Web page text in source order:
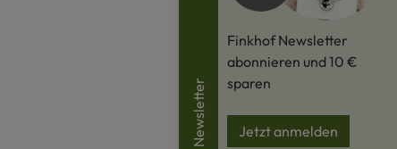
Newsletter
Finkhof Newsletter
abonnieren und 10 €
sparen
Jetzt anmelden